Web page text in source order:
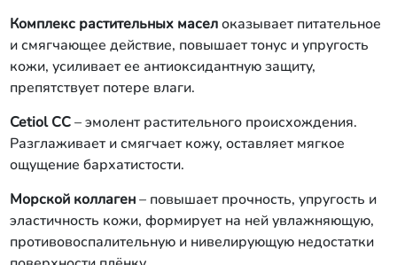
Комплекс растительных масел оказывает питательное
и смягчающее действие, повышает тонус и упругость
кожи, усиливает ее антиоксидантную защиту,
препятствует потере влаги.
Cetiol CC – эмолент растительного происхождения.
Разглаживает и смягчает кожу, оставляет мягкое
ощущение бархатистости.
Морской коллаген – повышает прочность, упругость и
эластичность кожи, формирует на ней увлажняющую,
противовоспалительную и нивелирующую недостатки